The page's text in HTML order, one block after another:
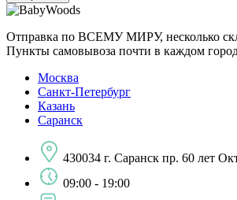
Отправка по ВСЕМУ МИРУ, несколько
Пункты самовывоза почти в каждом
Москва
Санкт-Петербург
Казань
Саранск
430034 г. Саранск пр. 60 лет
09:00 - 19:00